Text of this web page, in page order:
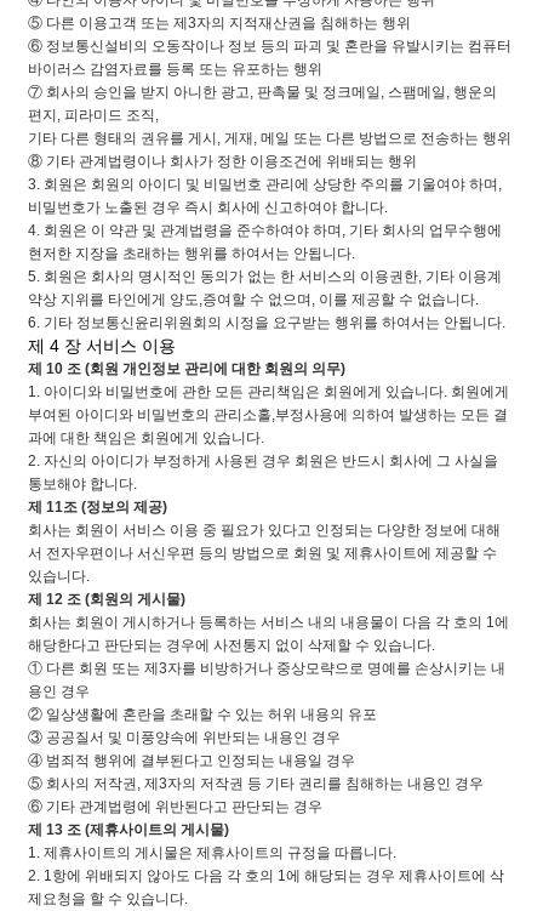
⑤ 다른 이용고객 또는 제3자의 지적재산권을 침해하는 행위
⑥ 정보통신설비의 오동작이나 정보 등의 파괴 및 혼란을 유발시키는 컴퓨터
바이러스 감염자료를 등록 또는 유포하는 행위
⑦ 회사의 승인을 받지 아니한 광고, 판촉물 및 정크메일, 스팸메일, 행운의
편지, 피라미드 조직,
기타 다른 형태의 권유를 게시, 게재, 메일 또는 다른 방법으로 전송하는 행위
⑧ 기타 관계법령이나 회사가 정한 이용조건에 위배되는 행위
3. 회원은 회원의 아이디 및 비밀번호 관리에 상당한 주의를 기울여야 하며,
비밀번호가 노출된 경우 즉시 회사에 신고하여야 합니다.
4. 회원은 이 약관 및 관계법령을 준수하여야 하며, 기타 회사의 업무수행에
현저한 지장을 초래하는 행위를 하여서는 안됩니다.
5. 회원은 회사의 명시적인 동의가 없는 한 서비스의 이용권한, 기타 이용계
약상 지위를 타인에게 양도,증여할 수 없으며, 이를 제공할 수 없습니다.
6. 기타 정보통신윤리위원회의 시정을 요구받는 행위를 하여서는 안됩니다.
제 4 장 서비스 이용
제 10 조 (회원 개인정보 관리에 대한 회원의 의무)
1. 아이디와 비밀번호에 관한 모든 관리책임은 회원에게 있습니다. 회원에게
부여된 아이디와 비밀번호의 관리소홀,부정사용에 의하여 발생하는 모든 결
과에 대한 책임은 회원에게 있습니다.
2. 자신의 아이디가 부정하게 사용된 경우 회원은 반드시 회사에 그 사실을
통보해야 합니다.
제 11조 (정보의 제공)
회사는 회원이 서비스 이용 중 필요가 있다고 인정되는 다양한 정보에 대해
서 전자우편이나 서신우편 등의 방법으로 회원 및 제휴사이트에 제공할 수
있습니다.
제 12 조 (회원의 게시물)
회사는 회원이 게시하거나 등록하는 서비스 내의 내용물이 다음 각 호의 1에
해당한다고 판단되는 경우에 사전통지 없이 삭제할 수 있습니다.
① 다른 회원 또는 제3자를 비방하거나 중상모략으로 명예를 손상시키는 내
용인 경우
② 일상생활에 혼란을 초래할 수 있는 허위 내용의 유포
③ 공공질서 및 미풍양속에 위반되는 내용인 경우
④ 범죄적 행위에 결부된다고 인정되는 내용일 경우
⑤ 회사의 저작권, 제3자의 저작권 등 기타 권리를 침해하는 내용인 경우
⑥ 기타 관계법령에 위반된다고 판단되는 경우
제 13 조 (제휴사이트의 게시물)
1. 제휴사이트의 게시물은 제휴사이트의 규정을 따릅니다.
2. 1항에 위배되지 않아도 다음 각 호의 1에 해당되는 경우 제휴사이트에 삭
제요청을 할 수 있습니다.